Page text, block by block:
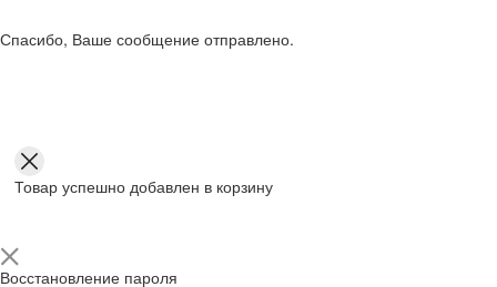
Спасибо, Ваше сообщение отправлено.
Товар успешно добавлен в корзину
Восстановление пароля